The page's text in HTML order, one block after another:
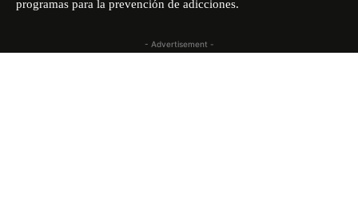
programas para la prevención de adicciones.
- Advertisement -